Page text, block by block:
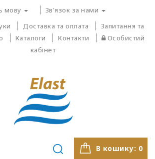
мову
Зв'язок за нами
Доставка та оплата
Запитання та
Каталоги Контакти
Особистий
кабінет
В кошику: 0